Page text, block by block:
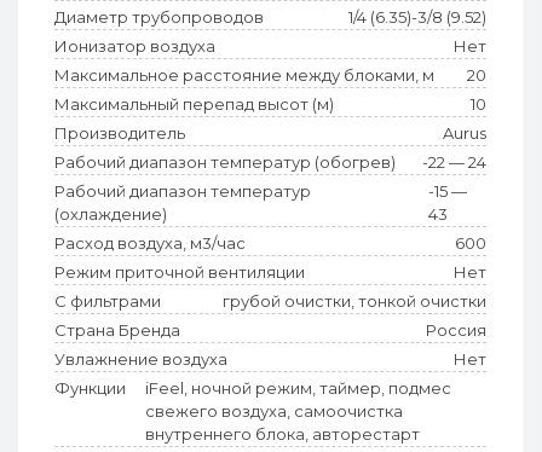
Диаметр трубопроводов
1/4 (6.35)-3/8 (9.52)
Ионизатор воздуха
Нет
Максимальное расстояние между блоками, м
20
Максимальный перепад высот (м)
10
Производитель
Aurus
Рабочий диапазон температур (обогрев)
-22 — 24
Рабочий диапазон температур
(охлаждение)
-15 —
43
Расход воздуха, м3/час
600
Режим приточной вентиляции
Нет
С фильтрами
грубой очистки, тонкой очистки
Страна Бренда
Россия
Увлажнение воздуха
Нет
Функции
iFeel, ночной режим, таймер, подмес
свежего воздуха, самоочистка
внутреннего блока, авторестарт